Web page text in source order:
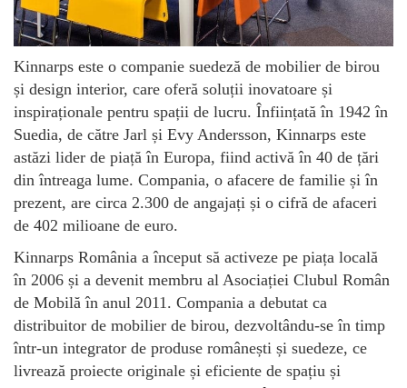
Kinnarps este o companie suedeză de mobilier de birou
și design interior, care oferă soluții inovatoare și
inspiraționale pentru spații de lucru. Înființată în 1942 în
Suedia, de către Jarl și Evy Andersson, Kinnarps este
astăzi lider de piață în Europa, fiind activă în 40 de țări
din întreaga lume. Compania, o afacere de familie și în
prezent, are circa 2.300 de angajați și o cifră de afaceri
de 402 milioane de euro.
Kinnarps România a început să activeze pe piața locală
în 2006 și a devenit membru al Asociației Clubul Român
de Mobilă în anul 2011. Compania a debutat ca
distribuitor de mobilier de birou, dezvoltându-se în timp
într-un integrator de produse românești și suedeze, ce
livrează proiecte originale și eficiente de spațiu și